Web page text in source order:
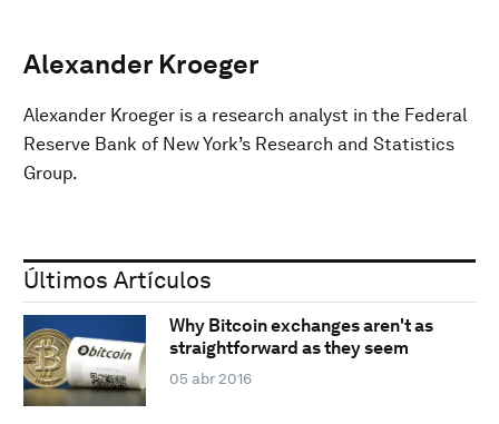
Alexander Kroeger
Alexander Kroeger is a research analyst in the Federal
Reserve Bank of New York’s Research and Statistics
Group.
Últimos Artículos
Why Bitcoin exchanges aren't as
straightforward as they seem
05 abr 2016